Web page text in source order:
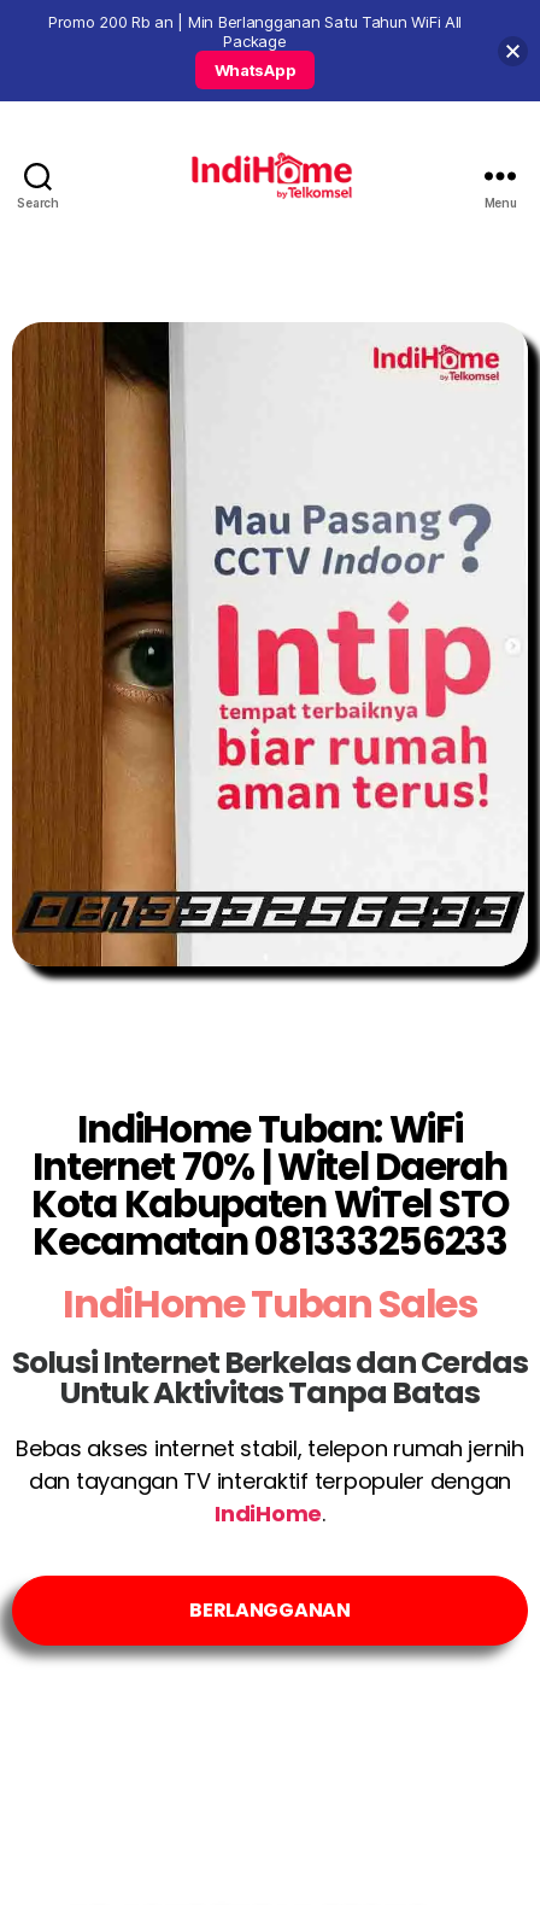
Search Menu
IndiHome Tuban: WiFi
Internet 70% | Witel Daerah
Kota Kabupaten WiTel STO
Kecamatan 081333256233
IndiHome Tuban Sales
Solusi Internet Berkelas dan Cerdas
Untuk Aktivitas Tanpa Batas
Bebas akses internet stabil, telepon rumah jernih
dan tayangan TV interaktif terpopuler dengan
IndiHome.
BERLANGGANAN
Promo 200 Rb an | Min Berlangganan Satu Tahun WiFi All
Package
WhatsApp